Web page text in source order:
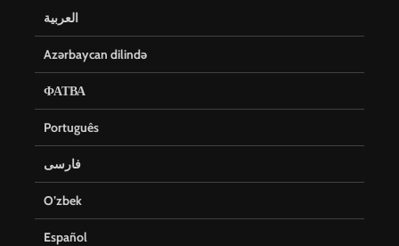
العربية
Azərbaycan dilində
ФАТВА
Português
فارسی
O’zbek
Español